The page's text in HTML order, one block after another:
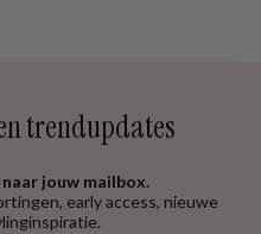
trendupdates
jouw mailbox.
early access, nieuwe